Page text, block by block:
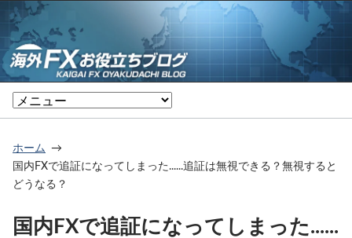
ホーム
国内FXで追証になってしまった......追証は無視できる？無視すると
どうなる？
国内FXで追証になってしまった......